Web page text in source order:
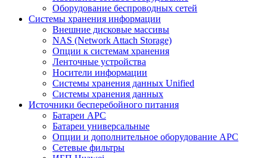
Оборудование беспроводных сетей
Системы хранения информации
Внешние дисковые массивы
NAS (Network Attach Storage)
Опции к системам хранения
Ленточные устройства
Носители информации
Системы хранения данных Unified
Системы хранения данных
Источники бесперебойного питания
Батареи APC
Батареи универсальные
Опции и дополнительное оборудование АРС
Сетевые фильтры